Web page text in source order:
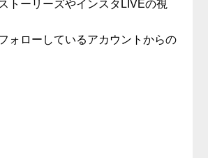
トーリーズやインスタLIVEの視
ォローしているアカウントからの